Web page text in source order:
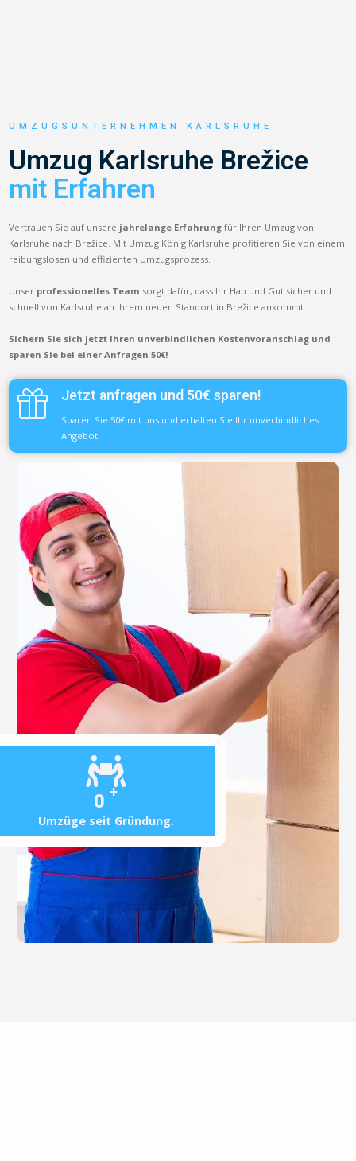
0 +
Umzüge seit Gründung.
UMZUGSUNTERNEHMEN KARLSRUHE
Umzug Karlsruhe Brežice
mit Erfahren
Vertrauen Sie auf unsere jahrelange Erfahrung für Ihren Umzug von
Karlsruhe nach Brežice. Mit Umzug König Karlsruhe profitieren Sie von einem
reibungslosen und effizienten Umzugsprozess.
Unser professionelles Team sorgt dafür, dass Ihr Hab und Gut sicher und
schnell von Karlsruhe an Ihrem neuen Standort in Brežice ankommt.
Sichern Sie sich jetzt Ihren unverbindlichen Kostenvoranschlag und
sparen Sie bei einer Anfragen 50€!
Jetzt anfragen und 50€ sparen!
Sparen Sie 50€ mit uns und erhalten Sie Ihr unverbindliches
Angebot.